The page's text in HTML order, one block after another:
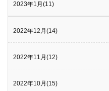
2023年1月(11)
2022年12月(14)
2022年11月(12)
2022年10月(15)